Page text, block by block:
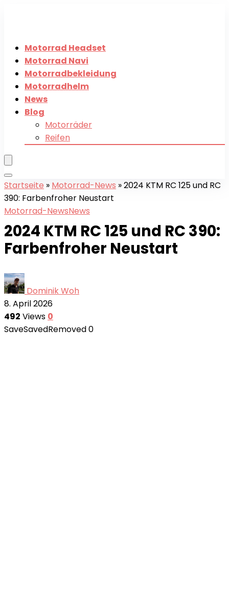
Motorrad Headset
Motorrad Navi
Motorradbekleidung
Motorradhelm
News
Blog
Motorräder
Reifen
Startseite » Motorrad-News »2024 KTM RC 125 und RC
390: Farbenfroher Neustart
Motorrad-NewsNews
2024 KTM RC 125 und RC 390:
Farbenfroher Neustart
Dominik Woh
8. April 2026
492 Views 0
SaveSavedRemoved0